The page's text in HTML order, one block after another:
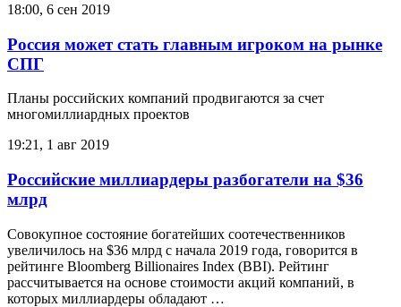
18:00, 6 сен 2019
Россия может стать главным игроком на рынке
СПГ
Планы российских компаний продвигаются за счет
многомиллиардных проектов
19:21, 1 авг 2019
Российские миллиардеры разбогатели на $36
млрд
Совокупное состояние богатейших соотечественников
увеличилось на $36 млрд с начала 2019 года, говорится в
рейтинге Bloomberg Billionaires Index (BBI). Рейтинг
рассчитывается на основе стоимости акций компаний, в
которых миллиардеры обладают …